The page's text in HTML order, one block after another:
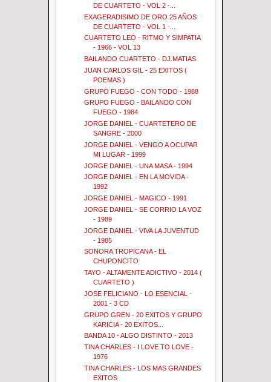
DE CUARTETO - VOL 2 -...
EXAGERADISIMO DE ORO 25 AÑOS
DE CUARTETO - VOL 1 -...
CUARTETO LEO - RITMO Y SIMPATIA
- 1966 - VOL 13
BAILANDO CUARTETO - DJ.MATIAS
JUAN CARLOS GIL - 25 EXITOS (
POEMAS )
GRUPO FUEGO - CON TODO - 1988
GRUPO FUEGO - BAILANDO CON
FUEGO - 1984
JORGE DANIEL - CUARTETERO DE
SANGRE - 2000
JORGE DANIEL - VENGO A OCUPAR
MI LUGAR - 1999
JORGE DANIEL - UNA MASA - 1994
JORGE DANIEL - EN LA MOVIDA -
1992
JORGE DANIEL - MAGICO - 1991
JORGE DANIEL - SE CORRIO LA VOZ
- 1989
JORGE DANIEL - VIVA LA JUVENTUD
- 1985
SONORA TROPICANA - EL
CHUPONCITO
TAYO - ALTAMENTE ADICTIVO - 2014 (
CUARTETO )
JOSE FELICIANO - LO ESENCIAL -
2001 - 3 CD
GRUPO GREN - 20 EXITOS Y GRUPO
KARICIA - 20 EXITOS...
BANDA 10 - ALGO DISTINTO - 2013
TINA CHARLES - I LOVE TO LOVE -
1976
TINA CHARLES - LOS MAS GRANDES
EXITOS